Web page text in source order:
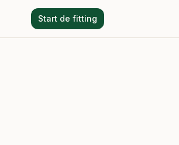
Start de fitting